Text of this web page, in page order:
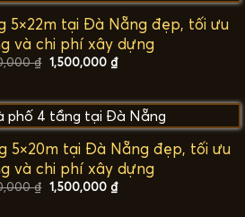
5×22m tại Đà Nẵng đẹp, tối ưu
và chi phí xây dựng
₫ Giá
gốc
1,500,000 ₫Giá
hiện
1,500,000 ₫.
5×20m tại Đà Nẵng đẹp, tối ưu
và chi phí xây dựng
₫ Giá
gốc
1,500,000 ₫Giá
hiện